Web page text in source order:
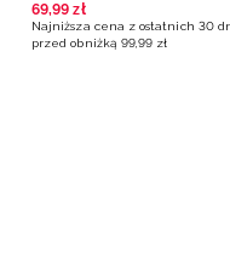
69,99 zł
Najniższa cena z ostatnich 30
przed obniżką 99,99 zł